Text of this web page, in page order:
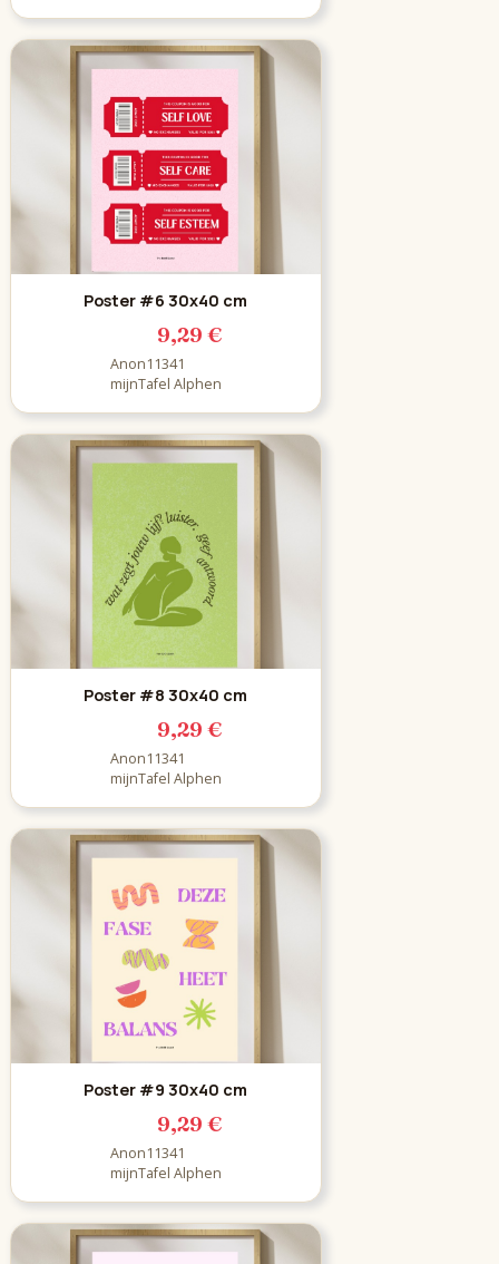
Poster #6 30x40 cm
9,29 €
Anon11341
mijnTafel Alphen
Poster #8 30x40 cm
9,29 €
Anon11341
mijnTafel Alphen
Poster #9 30x40 cm
9,29 €
Anon11341
mijnTafel Alphen